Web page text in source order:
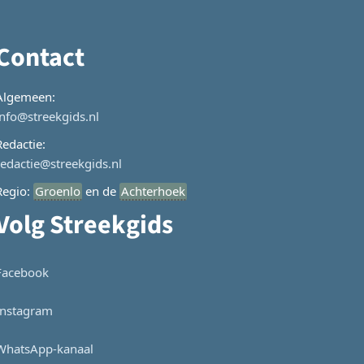
Groenlo en de Achterhoek
Streekgids
kanaal